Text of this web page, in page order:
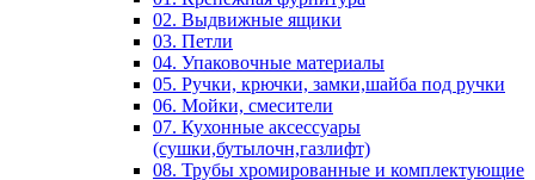
02. Выдвижные ящики
03. Петли
04. Упаковочные материалы
05. Ручки, крючки, замки,шайба под ручки
06. Мойки, смесители
07. Кухонные аксессуары
(сушки,бутылочн,газлифт)
08. Трубы хромированные и комплектующие